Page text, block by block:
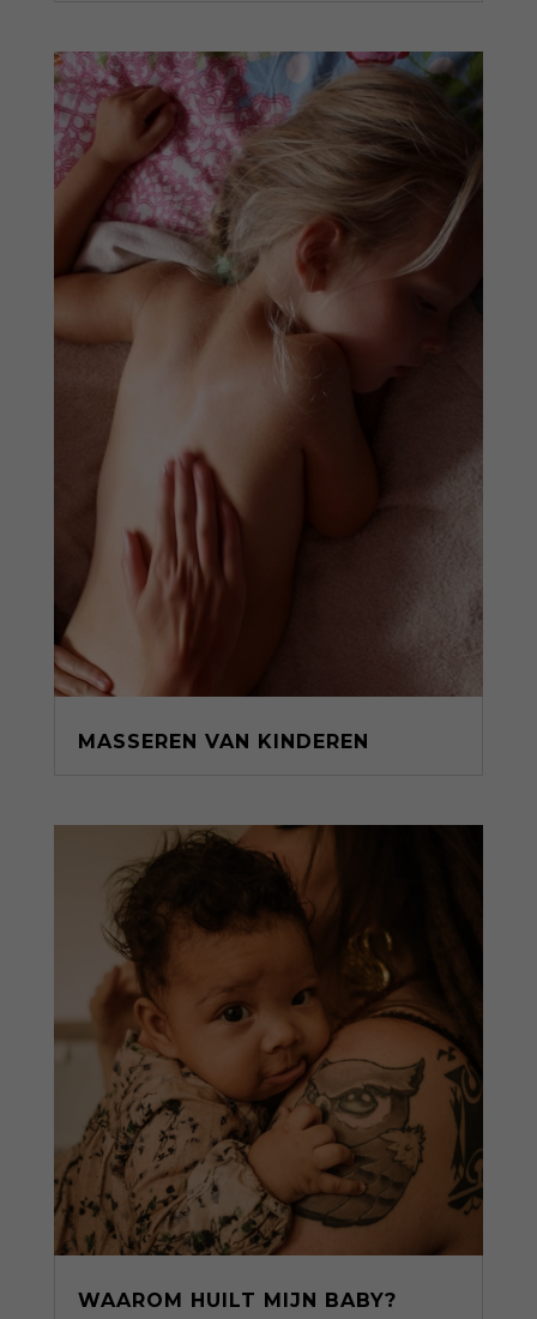
MASSEREN VAN KINDEREN
WAAROM HUILT MIJN BABY?